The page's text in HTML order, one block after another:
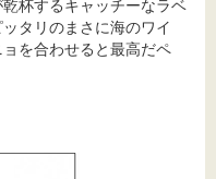
杯するキャッチーなラベ
タリのまさに海のワイ
を合わせると最高だペ